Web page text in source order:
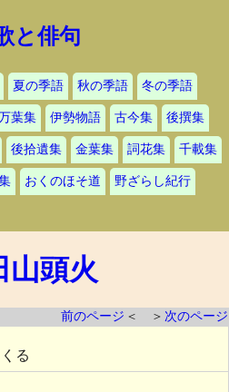
と俳句
夏の季語 秋の季語 冬の季語
葉集 伊勢物語 古今集 後撰集
後拾遺集 金葉集 詞花集 千載集
おくのほそ道 野ざらし紀行
山頭火
前のページ ＜ ＞ 次のページ
る